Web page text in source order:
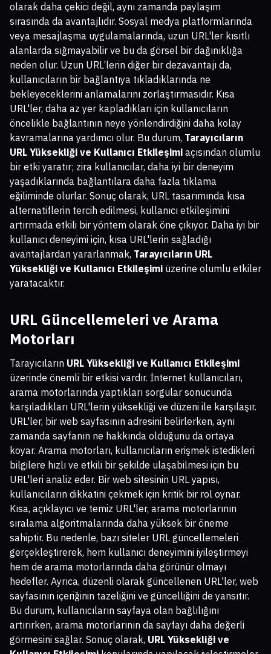
olarak daha çekici değil, aynı zamanda paylaşım
sırasında da avantajlıdır. Sosyal medya platformlarında
veya mesajlaşma uygulamalarında, uzun URL'ler kısıtlı
alanlarda sığmayabilir ve bu da görsel bir dağınıklığa
neden olur. Uzun URL’lerin diğer bir dezavantajı da,
kullanıcıların bir bağlantıya tıkladıklarında ne
bekleyeceklerini anlamalarını zorlaştırmasıdır. Kısa
URL'ler, daha az yer kapladıkları için kullanıcıların
öncelikle bağlantının neye yönlendirdiğini daha kolay
kavramalarına yardımcı olur. Bu durum, Tarayıcıların
URL Yüksekliği ve Kullanıcı Etkileşimi açısından olumlu
bir etki yaratır; zira kullanıcılar, daha iyi bir deneyim
yaşadıklarında bağlantılara daha fazla tıklama
eğiliminde olurlar. Sonuç olarak, URL tasarımında kısa
alternatiflerin tercih edilmesi, kullanıcı etkileşimini
artırmada etkili bir yöntem olarak öne çıkıyor. Daha iyi bir
kullanıcı deneyimi için, kısa URL'lerin sağladığı
avantajlardan yararlanmak, Tarayıcıların URL
Yüksekliği ve Kullanıcı Etkileşimi üzerine olumlu etkiler
yaratacaktır.
URL Güncellemeleri ve Arama
Motorları
Tarayıcıların URL Yüksekliği ve Kullanıcı Etkileşimi
üzerinde önemli bir etkisi vardır. İnternet kullanıcıları,
arama motorlarında yaptıkları sorgular sonucunda
karşıladıkları URL'lerin yüksekliği ve düzeni ile karşılaşır.
URL'ler, bir web sayfasının adresini belirlerken, aynı
zamanda sayfanın ne hakkında olduğunu da ortaya
koyar. Arama motorları, kullanıcıların erişmek istedikleri
bilgilere hızlı ve etkili bir şekilde ulaşabilmesi için bu
URL'leri analiz eder. Bir web sitesinin URL yapısı,
kullanıcıların dikkatini çekmek için kritik bir rol oynar.
Kısa, açıklayıcı ve temiz URL'ler, arama motorlarının
sıralama algoritmalarında daha yüksek bir öneme
sahiptir. Bu nedenle, bazı siteler URL güncellemeleri
gerçekleştirerek, hem kullanıcı deneyimini iyileştirmeyi
hem de arama motorlarında daha görünür olmayı
hedefler. Ayrıca, düzenli olarak güncellenen URL'ler, web
sayfasının içeriğinin tazeliğini ve güncelliğini de yansıtır.
Bu durum, kullanıcıların sayfaya olan bağlılığını
artırırken, arama motorlarının da sayfayı daha değerli
görmesini sağlar. Sonuç olarak, URL Yüksekliği ve